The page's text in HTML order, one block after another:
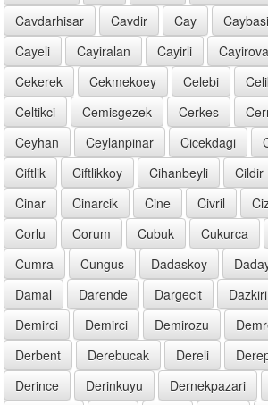
Cavdarhisar
Cavdir Cay Caybasi
Cayeli
Cayiralan Cayirli Cayirova
Cekerek
Cekmekoey Celebi
Celtikci
Cemisgezek Cerkes
Ceyhan
Ceylanpinar Cicekdagi
Ciftlik
Ciftlikkoy Cihanbeyli Cildir
Cinar
Cinarcik Cine Civril
Corlu
Corum Cubuk Cukurca
Cumra
Cungus Dadaskoy
Damal
Darende Dargecit Dazkiri
Demirci
Demirci Demirozu
Derbent
Derebucak Dereli
Derince
Derinkuyu Dernekpazari